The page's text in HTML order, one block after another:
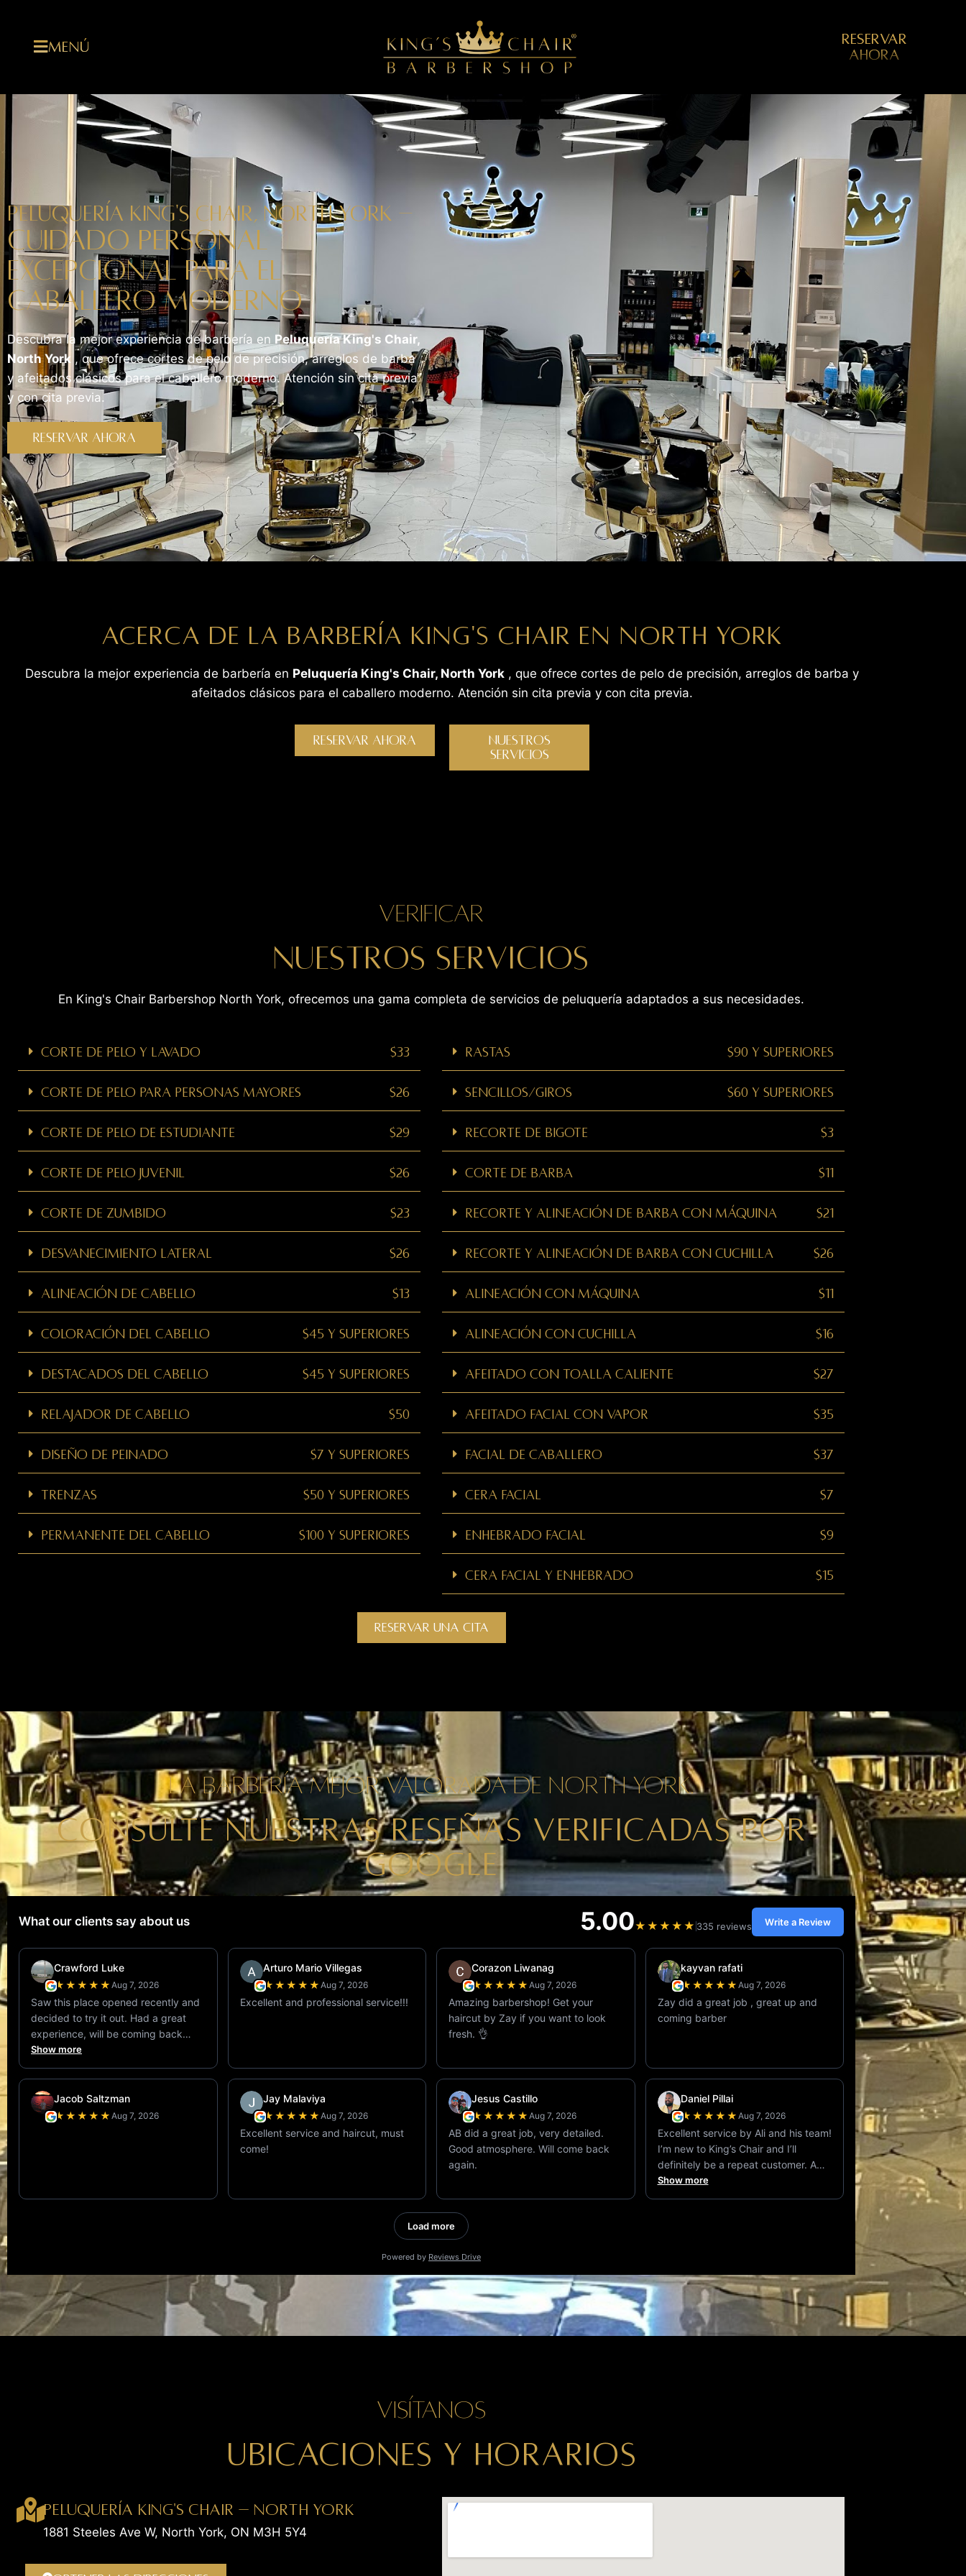
MENÚ
RESERVAR
AHORA
PELUQUERÍA KING'S CHAIR, NORTH YORK –
CUIDADO PERSONAL
EXCEPCIONAL PARA EL
CABALLERO MODERNO
Descubra la mejor experiencia de barbería en Peluquería King's Chair,
North York , que ofrece cortes de pelo de precisión, arreglos de barba
y afeitados clásicos para el caballero moderno. Atención sin cita previa
y con cita previa.
RESERVAR AHORA
ACERCA DE LA BARBERÍA KING'S CHAIR EN NORTH YORK
Descubra la mejor experiencia de barbería en Peluquería King's Chair, North York , que ofrece cortes de pelo de precisión, arreglos de barba y
afeitados clásicos para el caballero moderno. Atención sin cita previa y con cita previa.
RESERVAR AHORA
NUESTROS
SERVICIOS
Verificar
NUESTROS SERVICIOS
En King's Chair Barbershop North York, ofrecemos una gama completa de servicios de peluquería adaptados a sus necesidades.
Corte de pelo y lavado $33
Corte de pelo para personas mayores $26
Corte de pelo de estudiante $29
corte de pelo juvenil $26
Corte de zumbido $23
Desvanecimiento lateral $26
Alineación de cabello $13
coloración del cabello $45 y superiores
Destacados del cabello $45 y superiores
Relajador de cabello $50
Diseño de peinado $7 y superiores
Trenzas $50 y superiores
Permanente del cabello $100 y superiores
Rastas $90 y superiores
Sencillos/Giros $60 y superiores
Recorte de bigote $3
Corte de barba $11
Recorte y alineación de barba con máquina $21
Recorte y alineación de barba con cuchilla $26
Alineación con máquina $11
Alineación con cuchilla $16
Afeitado con toalla caliente $27
Afeitado facial con vapor $35
Facial de caballero $37
cera facial $7
Enhebrado facial $9
Cera facial y enhebrado $15
RESERVAR UNA CITA
La barbería mejor valorada de North York.
CONSULTE NUESTRAS RESEÑAS VERIFICADAS POR
GOOGLE
Visítanos
UBICACIONES Y HORARIOS
Peluquería King's Chair – North York
1881 Steeles Ave W, North York, ON M3H 5Y4